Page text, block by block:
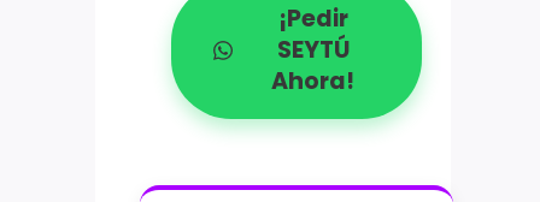
¡Pedir
SEYTÚ
Ahora!